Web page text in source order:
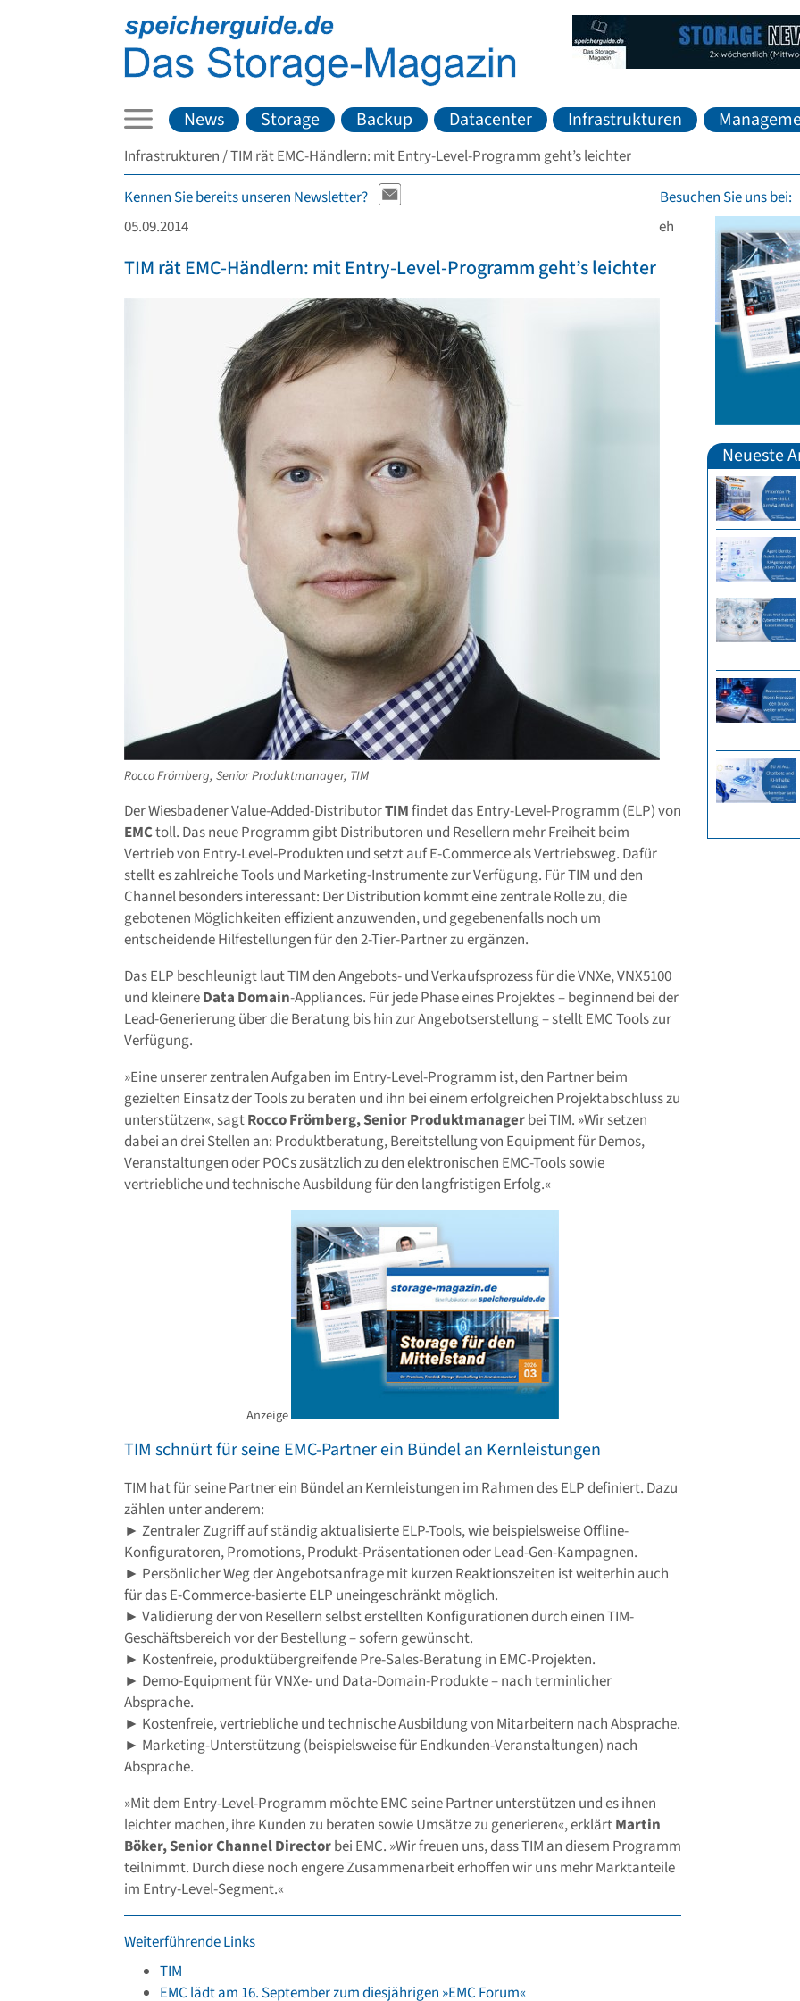
News Storage Backup Datacenter Infrastrukturen
Infrastrukturen TIM rät EMC-Händlern: mit Entry-Level-Programm geht’s leichter
Kennen Sie bereits unseren Newsletter?
Besuchen Sie uns bei:
05.09.2014
eh
TIM rät EMC-Händlern: mit Entry-Level-Programm geht’s leichter
Rocco Frömberg, Senior Produktmanager, TIM
Der Wiesbadener Value-Added-DistributorTIMfindet das Entry-Level-Programm (ELP) von
EMCtoll. Das neue Programm gibt Distributoren und Resellern mehr Freiheit beim
Vertrieb von Entry-Level-Produkten und setzt auf E-Commerce als Vertriebsweg. Dafür
stellt es zahlreiche Tools und Marketing-Instrumente zur Verfügung. Für TIM und den
Channel besonders interessant: Der Distribution kommt eine zentrale Rolle zu, die
gebotenen Möglichkeiten effizient anzuwenden, und gegebenenfalls noch um
entscheidende Hilfestellungen für den 2-Tier-Partner zu ergänzen.
Das ELP beschleunigt laut TIM den Angebots- und Verkaufsprozess für die VNXe, VNX5100
und kleinereData Domain-Appliances. Für jede Phase eines Projektes – beginnend bei der
Lead-Generierung über die Beratung bis hin zur Angebotserstellung – stellt EMC Tools zur
Verfügung.
»Eine unserer zentralen Aufgaben im Entry-Level-Programm ist, den Partner beim
gezielten Einsatz der Tools zu beraten und ihn bei einem erfolgreichen Projektabschluss zu
unterstützen«, sagtRocco Frömberg, Senior Produktmanagerbei TIM. »Wir setzen
dabei an drei Stellen an: Produktberatung, Bereitstellung von Equipment für Demos,
Veranstaltungen oder POCs zusätzlich zu den elektronischen EMC-Tools sowie
vertriebliche und technische Ausbildung für den langfristigen Erfolg.«
Anzeige
TIM schnürt für seine EMC-Partner ein Bündel an Kernleistungen
TIM hat für seine Partner ein Bündel an Kernleistungen im Rahmen des ELP definiert. Dazu
zählen unter anderem:
► Zentraler Zugriff auf ständig aktualisierte ELP-Tools, wie beispielsweise Offline-
Konfiguratoren, Promotions, Produkt-Präsentationen oder Lead-Gen-Kampagnen.
► Persönlicher Weg der Angebotsanfrage mit kurzen Reaktionszeiten ist weiterhin auch
für das E-Commerce-basierte ELP uneingeschränkt möglich.
► Validierung der von Resellern selbst erstellten Konfigurationen durch einen TIM-
Geschäftsbereich vor der Bestellung – sofern gewünscht.
► Kostenfreie, produktübergreifende Pre-Sales-Beratung in EMC-Projekten.
► Demo-Equipment für VNXe- und Data-Domain-Produkte – nach terminlicher
Absprache.
► Kostenfreie, vertriebliche und technische Ausbildung von Mitarbeitern nach Absprache.
► Marketing-Unterstützung (beispielsweise für Endkunden-Veranstaltungen) nach
Absprache.
»Mit dem Entry-Level-Programm möchte EMC seine Partner unterstützen und es ihnen
leichter machen, ihre Kunden zu beraten sowie Umsätze zu generieren«, erklärtMartin
Böker, Senior Channel Directorbei EMC. »Wir freuen uns, dass TIM an diesem Programm
teilnimmt. Durch diese noch engere Zusammenarbeit erhoffen wir uns mehr Marktanteile
im Entry-Level-Segment.«
Weiterführende Links
TIM
EMC lädt am 16. September zum diesjährigen »EMC Forum«
Neueste